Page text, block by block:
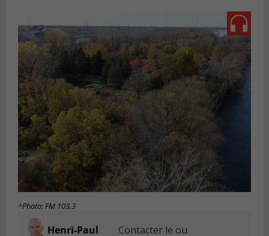
^Photo: FM 103,3
Henri-Paul
Contacter le ou